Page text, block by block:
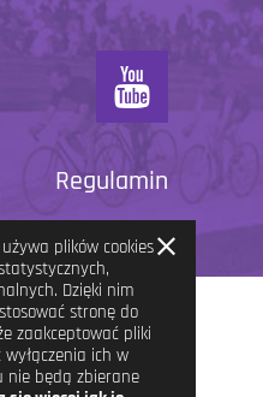
Regulamin
plików cookies
Dzięki nim
stronę do
zaakceptować pliki
ich w
nie będą zbierane